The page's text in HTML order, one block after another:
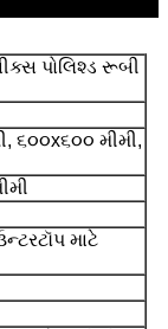
પોલિશ્ડ રૂબી
૬૦૦x૬૦૦ મીમી,
માટે